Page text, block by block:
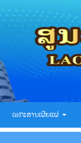
ເອກະສານເຜີຍແຜ່